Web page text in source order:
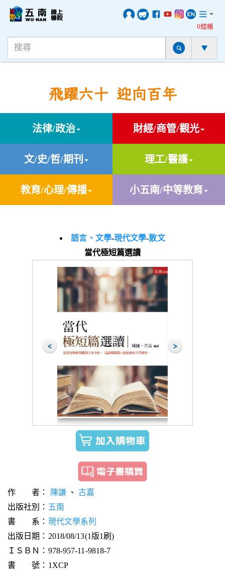
0結帳
飛躍六十 迎向百年
法律/政治 財經/商管/觀光
文/史/哲/期刊 理工/醫護
教育/心理/傳播 小五南/中等教育
語言、文學-現代文學-散文
當代極短篇選讀
作 者： 陳謙、古嘉
出版社別： 五南
書 系： 現代文學系列
出版日期：2018/08/13(1版1刷)
ＩＳＢＮ：978-957-11-9818-7
書 號：1XCP